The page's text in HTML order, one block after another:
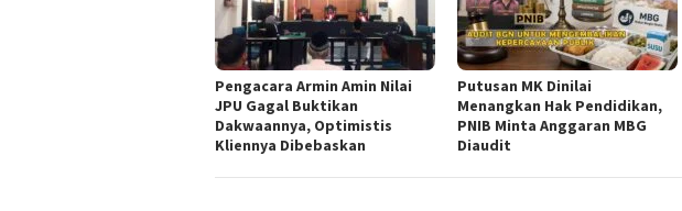
‎Pengacara Armin Amin Nilai
JPU Gagal Buktikan
Dakwaannya, Optimistis
Kliennya Dibebaskan
Putusan MK Dinilai
Menangkan Hak Pendidikan,
PNIB Minta Anggaran MBG
Diaudit